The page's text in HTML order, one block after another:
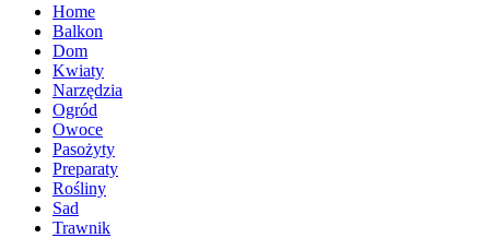
Home
Balkon
Dom
Kwiaty
Narzędzia
Ogród
Owoce
Pasożyty
Preparaty
Rośliny
Sad
Trawnik